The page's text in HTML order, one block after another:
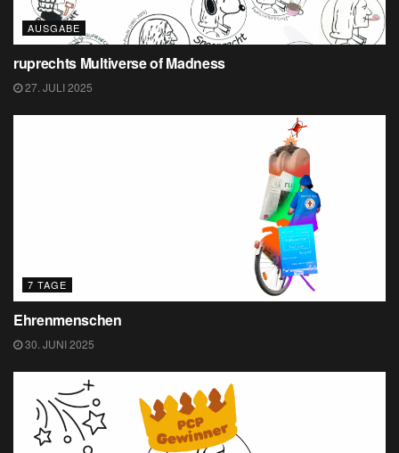
AUSGABE
ruprechts Multiverse of Madness
27. JULI 2025
7 TAGE
Ehrenmenschen
30. JUNI 2025